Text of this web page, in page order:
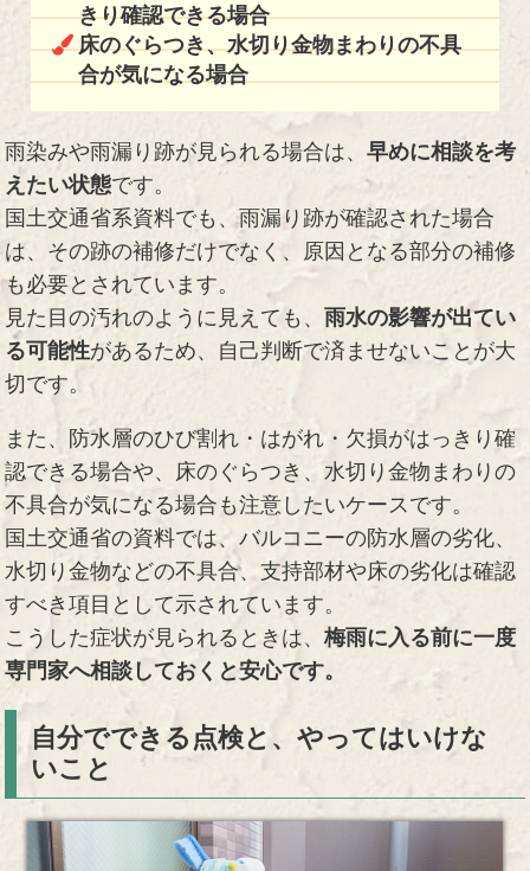
きり確認できる場合
床のぐらつき、水切り金物まわりの不具
合が気になる場合
雨染みや雨漏り跡が見られる場合は、早めに相談を考
えたい状態です。
国土交通省系資料でも、雨漏り跡が確認された場合
は、その跡の補修だけでなく、原因となる部分の補修
も必要とされています。
見た目の汚れのように見えても、 雨水の影響が出てい
る可能性があるため、自己判断で済ませないことが大
切です。
また、防水層のひび割れ・はがれ・欠損がはっきり確
認できる場合や、床のぐらつき、水切り金物まわりの
不具合が気になる場合も注意したいケースです。
国土交通省の資料では、バルコニーの防水層の劣化、
水切り金物などの不具合、支持部材や床の劣化は確認
すべき項目として示されています。
こうした症状が見られるときは、梅雨に入る前に一度
専門家へ相談しておくと安心です。
自分でできる点検と、やってはいけな
いこと